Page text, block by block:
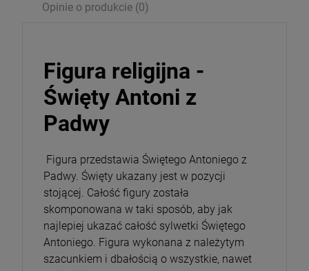
Opinie o produkcie (0)
Figura religijna -
Święty Antoni z
Padwy
Figura przedstawia Świętego Antoniego z
Padwy. Święty ukazany jest w pozycji
stojącej. Całość figury została
skomponowana w taki sposób, aby jak
najlepiej ukazać całość sylwetki Świętego
Antoniego. Figura wykonana z należytym
szacunkiem i dbałością o wszystkie, nawet